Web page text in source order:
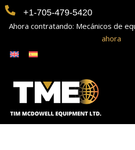
+1-705-479-5420
Ahora contratando: Mecánicos de
ahora